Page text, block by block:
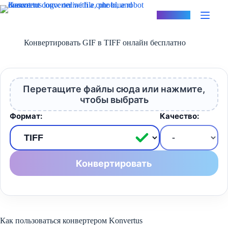
Перейти
к
Конвертировать GIF в TIFF онлайн бесплатно
Перетащите файлы сюда или нажмите,
чтобы выбрать
Формат: Качество:
Конвертировать
Как пользоваться конвертером Konvertus